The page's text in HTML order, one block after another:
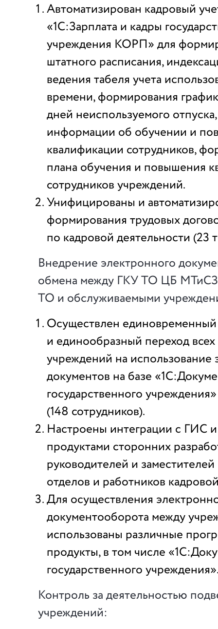
Автоматизирован кадровый
«1С:Зарплата и кадры
учреждения КОРП» для
штатного расписания,
ведения табеля учета
времени, формирования
дней неиспользуемого
информации об обучении и
квалификации сотрудников,
плана обучения и повышения
сотрудников учреждений.
Унифицированы и
формирования трудовых
по кадровой деятельности (23
Внедрение электронного
обмена между ГКУ ТО ЦБ МТиСЗ
ТО и обслуживаемыми
Осуществлен единовременный
и единообразный переход
учреждений на использование
документов на базе
государственного учреждения»
(148 сотрудников).
Настроены интеграции с ГИС
продуктами сторонних
руководителей и
отделов и работников
Для осуществления
документооборота между
использованы различные
продукты, в том числе
государственного
Контроль за деятельностью
учреждений: